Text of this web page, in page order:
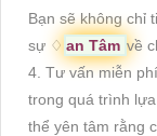
Bạn sẽ không chỉ
sự ♢ an Tâm về
4. Tư vấn miễn
trong quá trình
thể yên tâm rằng